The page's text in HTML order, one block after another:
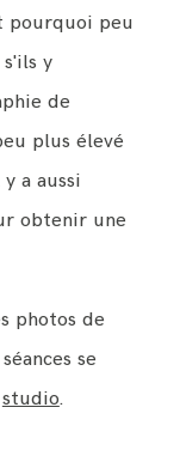
pourquoi peu
y
de
plus élevé
a aussi
obtenir une
photos de
se
studio.